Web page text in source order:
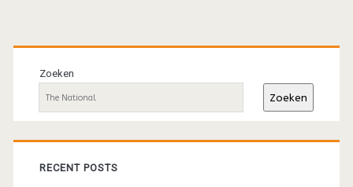
Primaire
sidebar
Zoeken
Zoeken
RECENT POSTS